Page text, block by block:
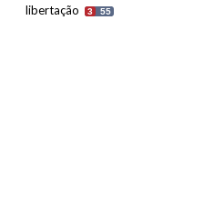
libertação
3 55